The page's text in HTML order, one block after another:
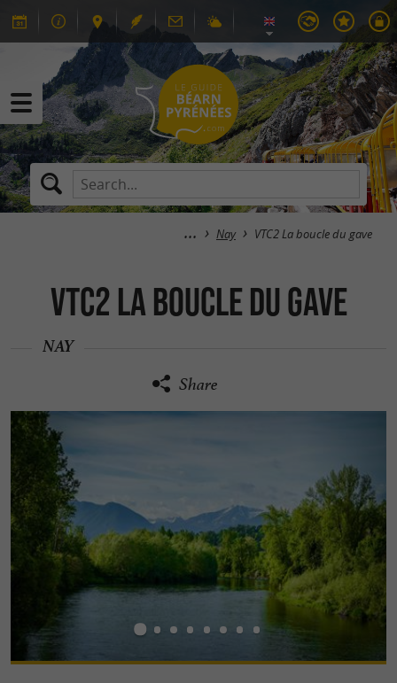
Nay VTC2 La boucle du gave
VTC2 La boucle du gave
NAY
Share